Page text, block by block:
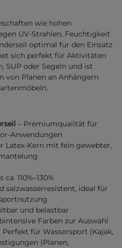
wie hohen
UV-Strahlen, Feuchtigkeit
optimal für den Einsatz
sich perfekt für Aktivitäten
SUP oder Segeln und ist
von Planen an Anhängern
– Premiumqualität für
Anwendungen
Latex-Kern mit fein gewebter,
110%–130%
salzwasserresistent, ideal für
und belastbar
Farben zur Auswahl
Perfekt für Wassersport (Kajak,
(Planen,